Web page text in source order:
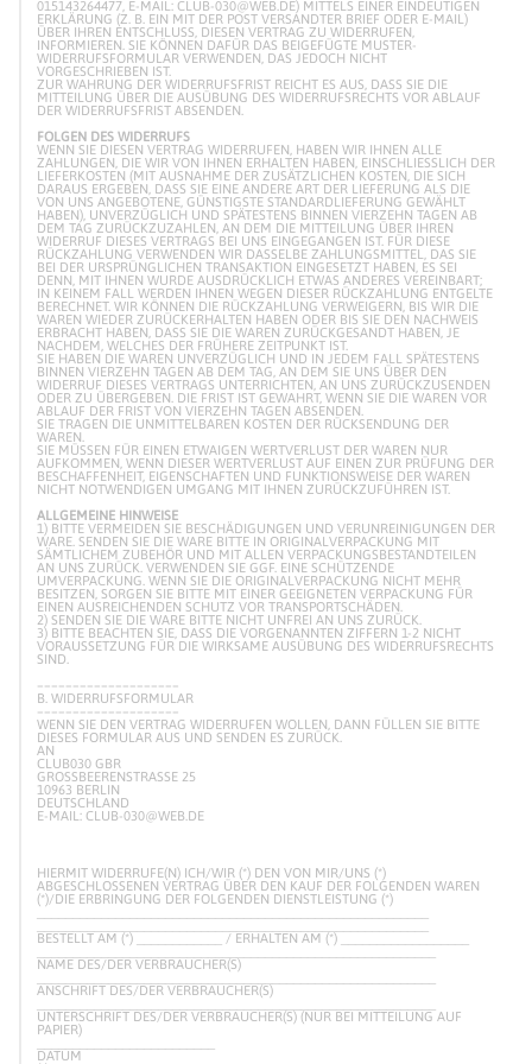
5143264477, E-MAIL: CLUB-030@WEB.DE) MITTELS EINER EINDEUTIGEN ER
KLÄRUNG (Z. B. EIN MIT DER POST VERSANDTER BRIEF ODER E-MAIL) ÜB
ER IHREN ENTSCHLUSS, DIESEN VERTRAG ZU WIDERRUFEN, IN
FORMIEREN. SIE KÖNNEN DAFÜR DAS BEIGEFÜGTE MUSTER-WI
DERRUFSFORMULAR VERWENDEN, DAS JEDOCH NICHT VO
RGESCHRIEBEN IST.
ZUR WAHRUNG DER WIDERRUFSFRIST REICHT ES AUS, DASS SIE DIE
MITTEILUNG ÜBER DIE AUSÜBUNG DES WIDERRUFSRECHTS VOR ABLAUF
DER WIDERRUFSFRIST ABSENDEN.
FOLGEN DES WIDERRUFS
WENN SIE DIESEN VERTRAG WIDERRUFEN, HABEN WIR IHNEN ALLE
ZAHLUNGEN, DIE WIR VON IHNEN ERHALTEN HABEN, EINSCHLIESSLICH DER L
IEFERKOSTEN (MIT AUSNAHME DER ZUSÄTZLICHEN KOSTEN, DIE SICH D
ARAUS ERGEBEN, DASS SIE EINE ANDERE ART DER LIEFERUNG ALS DIE V
ON UNS ANGEBOTENE, GÜNSTIGSTE STANDARDLIEFERUNG GEWÄHLT H
ABEN), UNVERZÜGLICH UND SPÄTESTENS BINNEN VIERZEHN TAGEN AB D
EM TAG ZURÜCKZUZAHLEN, AN DEM DIE MITTEILUNG ÜBER IHREN W
IDERRUF DIESES VERTRAGS BEI UNS EINGEGANGEN IST. FÜR DIESE R
ÜCKZAHLUNG VERWENDEN WIR DASSELBE ZAHLUNGSMITTEL, DAS SIE B
EI DER URSPRÜNGLICHEN TRANSAKTION EINGESETZT HABEN, ES SEI D
ENN, MIT IHNEN WURDE AUSDRÜCKLICH ETWAS ANDERES VEREINBART; I
N KEINEM FALL WERDEN IHNEN WEGEN DIESER RÜCKZAHLUNG ENTGELTE B
ERECHNET. WIR KÖNNEN DIE RÜCKZAHLUNG VERWEIGERN, BIS WIR DIE W
AREN WIEDER ZURÜCKERHALTEN HABEN ODER BIS SIE DEN NACHWEIS E
RBRACHT HABEN, DASS SIE DIE WAREN ZURÜCKGESANDT HABEN, JE N
ACHDEM, WELCHES DER FRÜHERE ZEITPUNKT IST.
SIE HABEN DIE WAREN UNVERZÜGLICH UND IN JEDEM FALL SPÄTESTENS
BINNEN VIERZEHN TAGEN AB DEM TAG, AN DEM SIE UNS ÜBER DEN
WIDERRUF DIESES VERTRAGS UNTERRICHTEN, AN UNS ZURÜCKZUSENDEN
ODER ZU ÜBERGEBEN. DIE FRIST IST GEWAHRT, WENN SIE DIE WAREN VOR
ABLAUF DER FRIST VON VIERZEHN TAGEN ABSENDEN.
SIE TRAGEN DIE UNMITTELBAREN KOSTEN DER RÜCKSENDUNG DER
WAREN.
SIE MÜSSEN FÜR EINEN ETWAIGEN WERTVERLUST DER WAREN NUR
AUFKOMMEN, WENN DIESER WERTVERLUST AUF EINEN ZUR PRÜFUNG DER
BESCHAFFENHEIT, EIGENSCHAFTEN UND FUNKTIONSWEISE DER WAREN
NICHT NOTWENDIGEN UMGANG MIT IHNEN ZURÜCKZUFÜHREN IST.
ALLGEMEINE HINWEISE
1) BITTE VERMEIDEN SIE BESCHÄDIGUNGEN UND VERUNREINIGUNGEN DER
WARE. SENDEN SIE DIE WARE BITTE IN ORIGINALVERPACKUNG MIT
SÄMTLICHEM ZUBEHÖR UND MIT ALLEN VERPACKUNGSBESTANDTEILEN
AN UNS ZURÜCK. VERWENDEN SIE GGF. EINE SCHÜTZENDE
UMVERPACKUNG. WENN SIE DIE ORIGINALVERPACKUNG NICHT MEHR
BESITZEN, SORGEN SIE BITTE MIT EINER GEEIGNETEN VERPACKUNG FÜR
EINEN AUSREICHENDEN SCHUTZ VOR TRANSPORTSCHÄDEN.
2) SENDEN SIE DIE WARE BITTE NICHT UNFREI AN UNS ZURÜCK.
3) BITTE BEACHTEN SIE, DASS DIE VORGENANNTEN ZIFFERN 1-2 NICHT
VORAUSSETZUNG FÜR DIE WIRKSAME AUSÜBUNG DES WIDERRUFSRECHTS
SIND.
––––––––––––––––––––
B. WIDERRUFSFORMULAR
––––––––––––––––––––
WENN SIE DEN VERTRAG WIDERRUFEN WOLLEN, DANN FÜLLEN SIE BITTE
DIESES FORMULAR AUS UND SENDEN ES ZURÜCK.
AN
CLUB030 GBR
GROSSBEERENSTRASSE 25
10963 BERLIN
DEUTSCHLAND
E-MAIL: CLUB-030@WEB.DE
HIERMIT WIDERRUFE(N) ICH/WIR (*) DEN VON MIR/UNS (*)
ABGESCHLOSSENEN VERTRAG ÜBER DEN KAUF DER FOLGENDEN WAREN
(*)/DIE ERBRINGUNG DER FOLGENDEN DIENSTLEISTUNG (*)
BESTELLT AM (*) ____________ / ERHALTEN AM (*) __________________
NAME DES/DER VERBRAUCHER(S)
ANSCHRIFT DES/DER VERBRAUCHER(S)
UNTERSCHRIFT DES/DER VERBRAUCHER(S) (NUR BEI MITTEILUNG AUF
PAPIER)
DATUM